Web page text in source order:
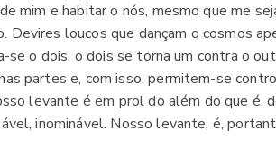
mim e habitar o nós, mesmo que me
loucos que dançam o cosmos
se o dois, o dois se torna um contra o
partes e, com isso, permitem-se
levante é em prol do além do que é,
inominável. Nosso levante, é,